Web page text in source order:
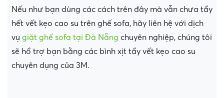
Nếu như bạn dùng các cách trên đây mà vẫn chưa tẩy
hết vết kẹo cao su trên ghế sofa, hãy liên hệ với dịch
vụ giặt ghế sofa tại Đà Nẵng chuyên nghiệp, chúng tôi
sẽ hổ trợ bạn bằng các bình xịt tẩy vết kẹo cao su
chuyên dụng của 3M.